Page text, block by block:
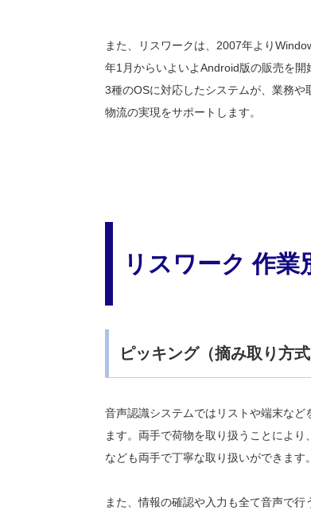
また、リスワークは、2007年より
年1月からいよいよAndroid版の販売を開
3種のOSに対応したシステムが、業務
物流の実現をサポートします。
リスワーク 作業
ピッキング（摘み取り方式
音声認識システムではリストや端末な
ます。両手で荷物を取り扱うことによ
なども両手で丁寧な取り扱いができます。
また、情報の確認や入力も全て音声で